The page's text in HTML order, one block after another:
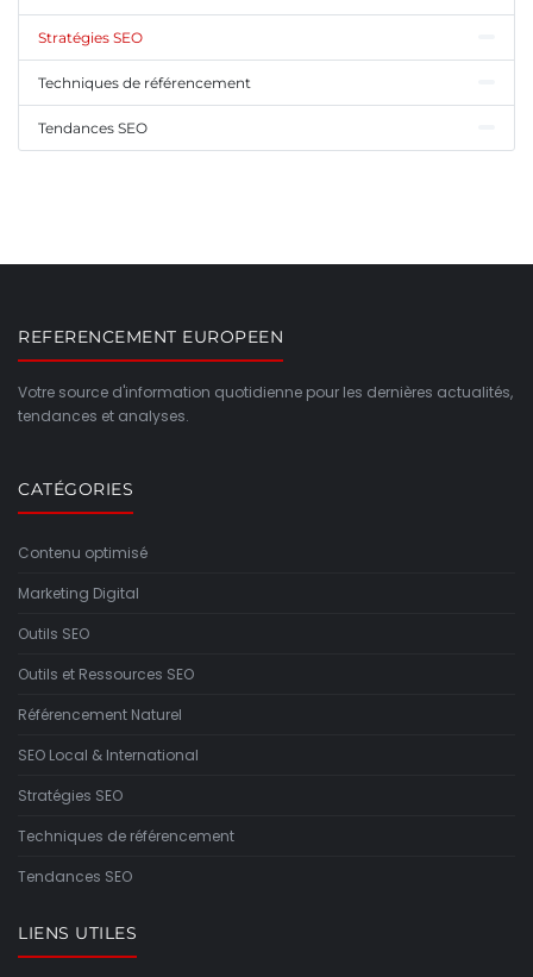
Stratégies SEO
Techniques de référencement
Tendances SEO
REFERENCEMENT EUROPEEN
Votre source d'information quotidienne pour les dernières actualités,
tendances et analyses.
CATÉGORIES
Contenu optimisé
Marketing Digital
Outils SEO
Outils et Ressources SEO
Référencement Naturel
SEO Local & International
Stratégies SEO
Techniques de référencement
Tendances SEO
LIENS UTILES